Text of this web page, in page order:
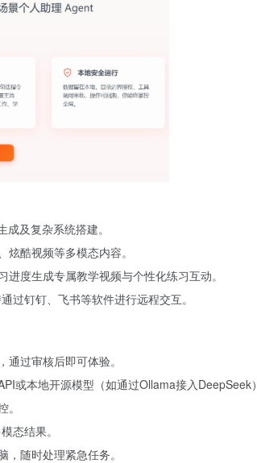
及复杂系统搭建。
酷视频等多模态内容。
度生成专属教学视频与个性化练习互动。
过钉钉、飞书等软件进行远程交互。
过审核后即可体验。
或本地开源模型（如通过Ollama接入DeepSeek
态结果。
随时处理紧急任务。